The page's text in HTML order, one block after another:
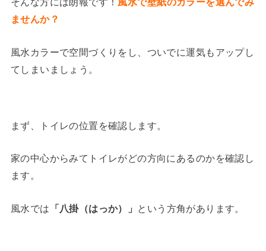
ませんか？
風水カラーで空間づくりをし、ついでに運気もアップし
てしまいましょう。
まず、トイレの位置を確認します。
家の中心からみてトイレがどの方向にあるのかを確認し
ます。
風水では 「八掛（はっか）」 という方角があります。